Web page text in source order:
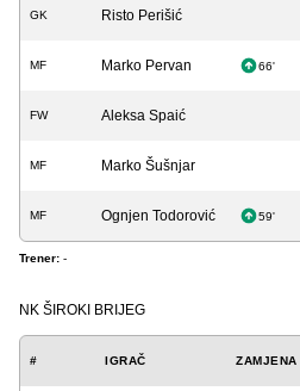
GK Risto Perišić
MF Marko Pervan 66'
FW Aleksa Spaić
MF Marko Šušnjar
MF Ognjen Todorović 59'
Trener: -
NK ŠIROKI BRIJEG
# IGRAČ ZAMJENA